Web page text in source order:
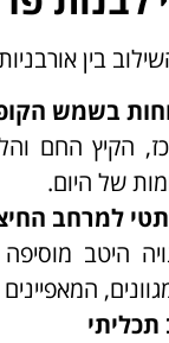
בין
בשמש
הקיץ החם
של היום.
למרחב
היטב